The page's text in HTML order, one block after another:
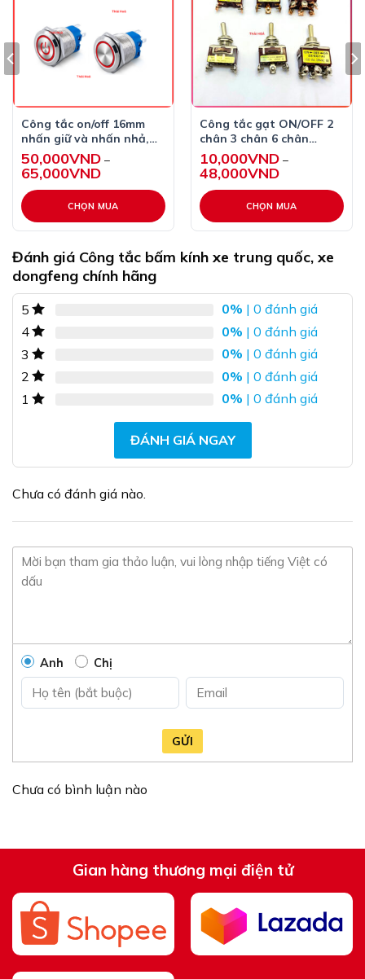
Công tắc on/off 16mm
nhấn giữ và nhấn nhả,
Vỏ INOX có đèn LED,
Điện 12V 24V
50,000VND –
65,000VNDKhoảng
giá:
từ
50,000VND
đến
65,000VND
CHỌN MUA
Sản
này
có
nhiều
biến
thể.
Các
chọn
có
trên
trang
phẩm
Công tắc gạt ON/OFF 2
chân 3 chân 6 chân
không nhả và tự nhả
10,000VND –
48,000VNDKhoảng
giá:
từ
10,000VND
đến
48,000VND
CHỌN MUA
Sản
này
nhiều
chọn
được
trên
phẩm
Đánh giá Công tắc bấm kính xe trung quốc, xe
dongfeng chính hãng
5 0% | 0 đánh giá
4
0% | 0 đánh giá
3
0% | 0 đánh giá
2
0% | 0 đánh giá
1
0% | 0 đánh giá
ĐÁNH GIÁ NGAY
Chưa có đánh giá nào.
Anh Chị
GỬI
Chưa có bình luận nào
Gian hàng thương mại điện tử